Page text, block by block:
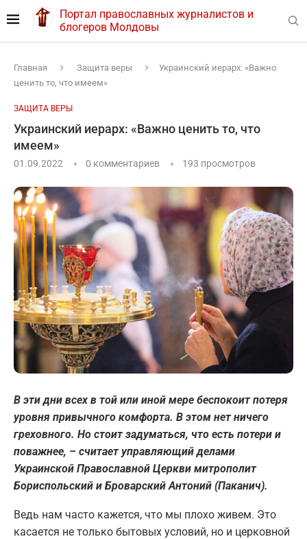
Портал православных журналистов и
блогеров Молдовы
Главная Защита веры
Украинский иерарх: «Важно
ценить то, что имеем»
ЗАЩИТА ВЕРЫ
Украинский иерарх: «Важно ценить то, что
имеем»
01.09.2022 0 комментариев 193 просмотров
В эти дни всех в той или иной мере беспокоит потеря
уровня привычного комфорта. В этом нет ничего
греховного. Но стоит задуматься, что есть потери и
поважнее, – считает управляющий делами
Украинской Православной Церкви митрополит
Бориспольский и Броварский Антоний (Паканич).
Ведь нам часто кажется, что мы плохо живем. Это
касается не только бытовых условий, но и церковной